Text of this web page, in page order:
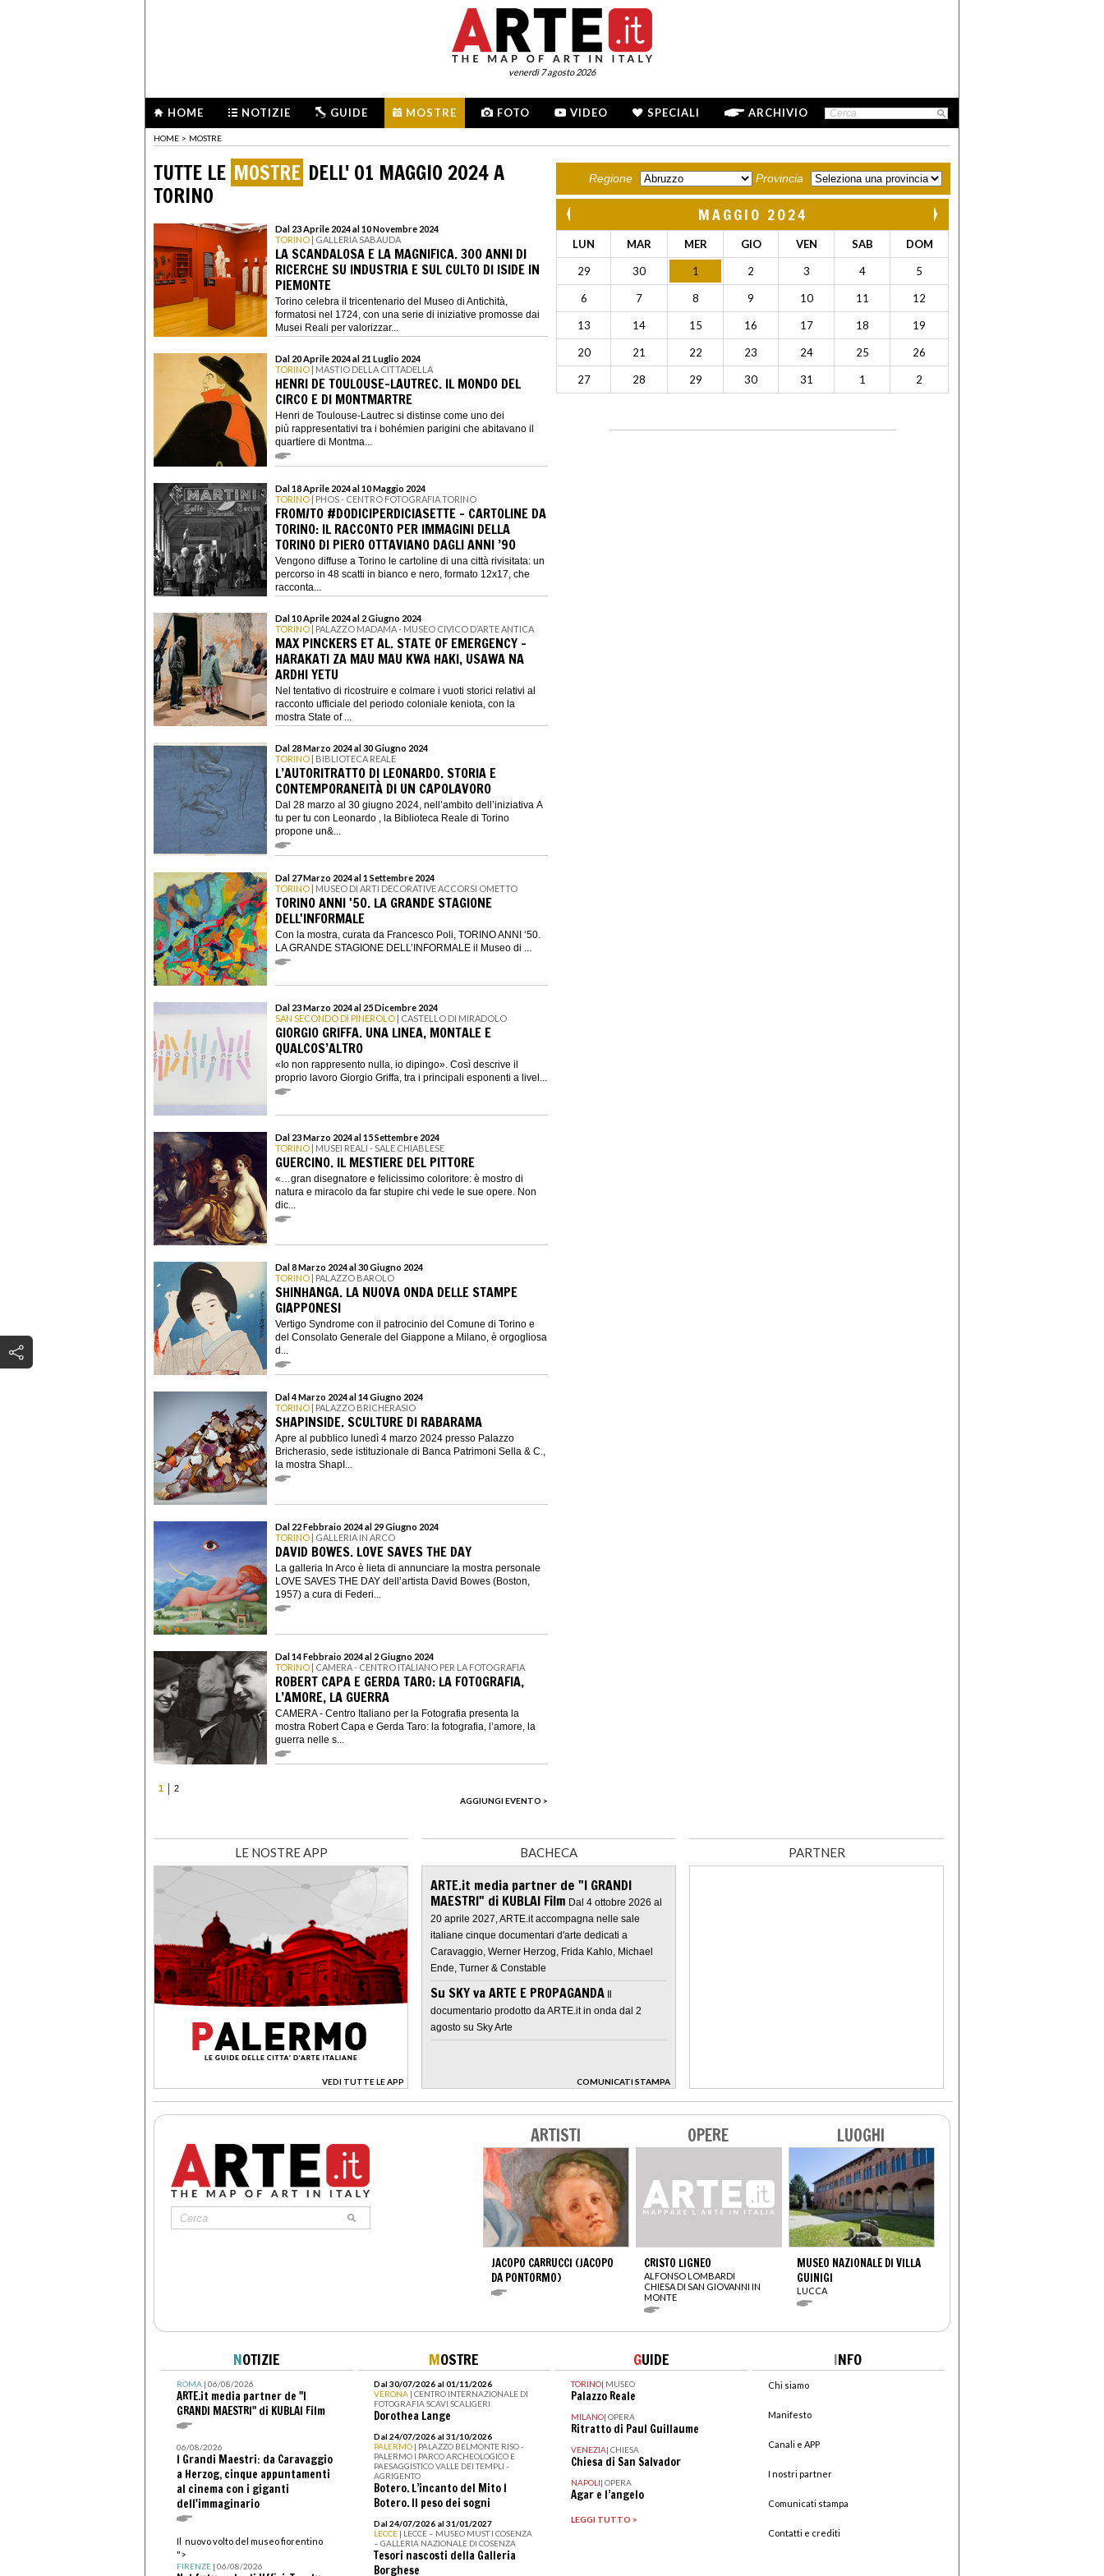
venerdì 7 agosto 2026
HOME NOTIZIE GUIDE MOSTRE FOTO VIDEO SPECIALI ARCHIVIO
HOME > MOSTRE
TUTTE LE MOSTRE DELL' 01 MAGGIO 2024 A
TORINO
Dal 23 Aprile 2024 al 10 Novembre 2024
TORINO | GALLERIA SABAUDA
LA SCANDALOSA E LA MAGNIFICA. 300 ANNI DI
RICERCHE SU INDUSTRIA E SUL CULTO DI ISIDE IN
PIEMONTE
Torino celebra il tricentenario del Museo di Antichità,
formatosi nel 1724, con una serie di iniziative promosse dai
Musei Reali per valorizzar...
Dal 20 Aprile 2024 al 21 Luglio 2024
TORINO | MASTIO DELLA CITTADELLA
HENRI DE TOULOUSE-LAUTREC. IL MONDO DEL
CIRCO E DI MONTMARTRE
Henri de Toulouse-Lautrec si distinse come uno dei
più rappresentativi tra i bohémien parigini che abitavano il
quartiere di Montma...
Dal 18 Aprile 2024 al 10 Maggio 2024
TORINO | PHOS - CENTRO FOTOGRAFIA TORINO
FROM/TO #DODICIPERDICIASETTE - CARTOLINE DA
TORINO: IL RACCONTO PER IMMAGINI DELLA
TORINO DI PIERO OTTAVIANO DAGLI ANNI ’90
Vengono diffuse a Torino le cartoline di una città rivisitata: un
percorso in 48 scatti in bianco e nero, formato 12x17, che
racconta...
Dal 10 Aprile 2024 al 2 Giugno 2024
TORINO | PALAZZO MADAMA - MUSEO CIVICO D’ARTE ANTICA
MAX PINCKERS ET AL. STATE OF EMERGENCY -
HARAKATI ZA MAU MAU KWA HAKI, USAWA NA
ARDHI YETU
Nel tentativo di ricostruire e colmare i vuoti storici relativi al
racconto ufficiale del periodo coloniale keniota, con la
mostra State of ...
Dal 28 Marzo 2024 al 30 Giugno 2024
TORINO | BIBLIOTECA REALE
L’AUTORITRATTO DI LEONARDO. STORIA E
CONTEMPORANEITÀ DI UN CAPOLAVORO
Dal 28 marzo al 30 giugno 2024, nell’ambito dell’iniziativa A
tu per tu con Leonardo , la Biblioteca Reale di Torino
propone un&...
Dal 27 Marzo 2024 al 1 Settembre 2024
TORINO | MUSEO DI ARTI DECORATIVE ACCORSI OMETTO
TORINO ANNI '50. LA GRANDE STAGIONE
DELL'INFORMALE
Con la mostra, curata da Francesco Poli, TORINO ANNI ‘50.
LA GRANDE STAGIONE DELL’INFORMALE il Museo di ...
Dal 23 Marzo 2024 al 25 Dicembre 2024
SAN SECONDO DI PINEROLO | CASTELLO DI MIRADOLO
GIORGIO GRIFFA. UNA LINEA, MONTALE E
QUALCOS’ALTRO
«Io non rappresento nulla, io dipingo». Così descrive il
proprio lavoro Giorgio Griffa, tra i principali esponenti a livel...
Dal 23 Marzo 2024 al 15 Settembre 2024
TORINO | MUSEI REALI - SALE CHIABLESE
GUERCINO. IL MESTIERE DEL PITTORE
«…gran disegnatore e felicissimo coloritore: è mostro di
natura e miracolo da far stupire chi vede le sue opere. Non
dic...
Dal 8 Marzo 2024 al 30 Giugno 2024
TORINO | PALAZZO BAROLO
SHINHANGA. LA NUOVA ONDA DELLE STAMPE
GIAPPONESI
Vertigo Syndrome con il patrocinio del Comune di Torino e
del Consolato Generale del Giappone a Milano, è orgogliosa
d...
Dal 4 Marzo 2024 al 14 Giugno 2024
TORINO | PALAZZO BRICHERASIO
SHAPINSIDE. SCULTURE DI RABARAMA
Apre al pubblico lunedì 4 marzo 2024 presso Palazzo
Bricherasio, sede istituzionale di Banca Patrimoni Sella & C.,
la mostra ShapI...
Dal 22 Febbraio 2024 al 29 Giugno 2024
TORINO | GALLERIA IN ARCO
DAVID BOWES. LOVE SAVES THE DAY
La galleria In Arco è lieta di annunciare la mostra personale
LOVE SAVES THE DAY dell’artista David Bowes (Boston,
1957) a cura di Federi...
Dal 14 Febbraio 2024 al 2 Giugno 2024
TORINO | CAMERA - CENTRO ITALIANO PER LA FOTOGRAFIA
ROBERT CAPA E GERDA TARO: LA FOTOGRAFIA,
L’AMORE, LA GUERRA
CAMERA - Centro Italiano per la Fotografia presenta la
mostra Robert Capa e Gerda Taro: la fotografia, l’amore, la
guerra nelle s...
1
2
AGGIUNGI EVENTO >
Regione Provincia
MAGGIO 2024
LUN MAR MER GIO VEN SAB DOM
29 30 1 2 3 4 5
6 7 8 9 10 11 12
13 14 15 16 17 18 19
20 21 22 23 24 25 26
27 28 29 30 31 1 2
LE NOSTRE APP
VEDI TUTTE LE APP
>
BACHECA
ARTE.it media partner de "I GRANDI
MAESTRI" di KUBLAI Film Dal 4 ottobre 2026 al
20 aprile 2027, ARTE.it accompagna nelle sale
italiane cinque documentari d'arte dedicati a
Caravaggio, Werner Herzog, Frida Kahlo, Michael
Ende, Turner & Constable
Su SKY va ARTE E PROPAGANDA
documentario prodotto da ARTE.it in onda dal 2
agosto su Sky Arte
COMUNICATI STAMPA
>
PARTNER
ARTISTI
JACOPO CARRUCCI (JACOPO
DA PONTORMO)
OPERE
CRISTO LIGNEO
ALFONSO LOMBARDI
CHIESA DI SAN GIOVANNI IN
MONTE
LUOGHI
MUSEO NAZIONALE DI VILLA
GUINIGI
LUCCA
NOTIZIE
ROMA| 06/08/2026
ARTE.it media partner de "I
GRANDI MAESTRI" di KUBLAI Film
06/08/2026
I Grandi Maestri: da Caravaggio
a Herzog, cinque appuntamenti
al cinema con i giganti
dell'immaginario
Il nuovo volto del museo fiorentino
">
FIRENZE| 06/08/2026
MOSTRE
Dal 30/07/2026 al 01/11/2026
VERONA | CENTRO INTERNAZIONALE DI
FOTOGRAFIA SCAVI SCALIGERI
Dorothea Lange
Dal 24/07/2026 al 31/10/2026
PALERMO | PALAZZO BELMONTE RISO -
PALERMO I PARCO ARCHEOLOGICO E
PAESAGGISTICO VALLE DEI TEMPLI -
AGRIGENTO
Botero. L’incanto del Mito I
Botero. Il peso dei sogni
Dal 24/07/2026 al 31/01/2027
LECCE | LECCE – MUSEO MUST I COSENZA
– GALLERIA NAZIONALE DI COSENZA
Tesori nascosti della Galleria
Borghese
GUIDE
TORINO| MUSEO
Palazzo Reale
MILANO| OPERA
Ritratto di Paul Guillaume
VENEZIA| CHIESA
Chiesa di San Salvador
NAPOLI| OPERA
Agar e l’angelo
LEGGI TUTTO >
INFO
Chi siamo
Manifesto
Canali e APP
I nostri partner
Comunicati stampa
Contatti e crediti